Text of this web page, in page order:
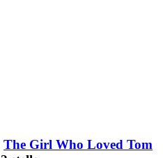
The Girl Who Loved Tom